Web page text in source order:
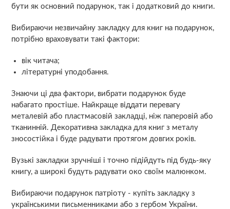
бути як основний подарунок, так і додатковий до книги.
Вибираючи незвичайну закладку для книг на подарунок,
потрібно враховувати такі фактори:
вік читача;
літературні уподобання.
Знаючи ці два фактори, вибрати подарунок буде
набагато простіше. Найкраще віддати перевагу
металевій або пластмасовій закладці, ніж паперовій або
тканинній. Декоративна закладка для книг з металу
зносостійка і буде радувати протягом довгих років.
Вузькі закладки зручніші і точно підійдуть під будь-яку
книгу, а широкі будуть радувати око своїм малюнком.
Вибираючи подарунок патріоту - купіть закладку з
українськими письменниками або з гербом України.